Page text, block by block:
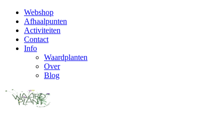
Webshop
Afhaalpunten
Activiteiten
Contact
Info
Waardplanten
Over
Blog